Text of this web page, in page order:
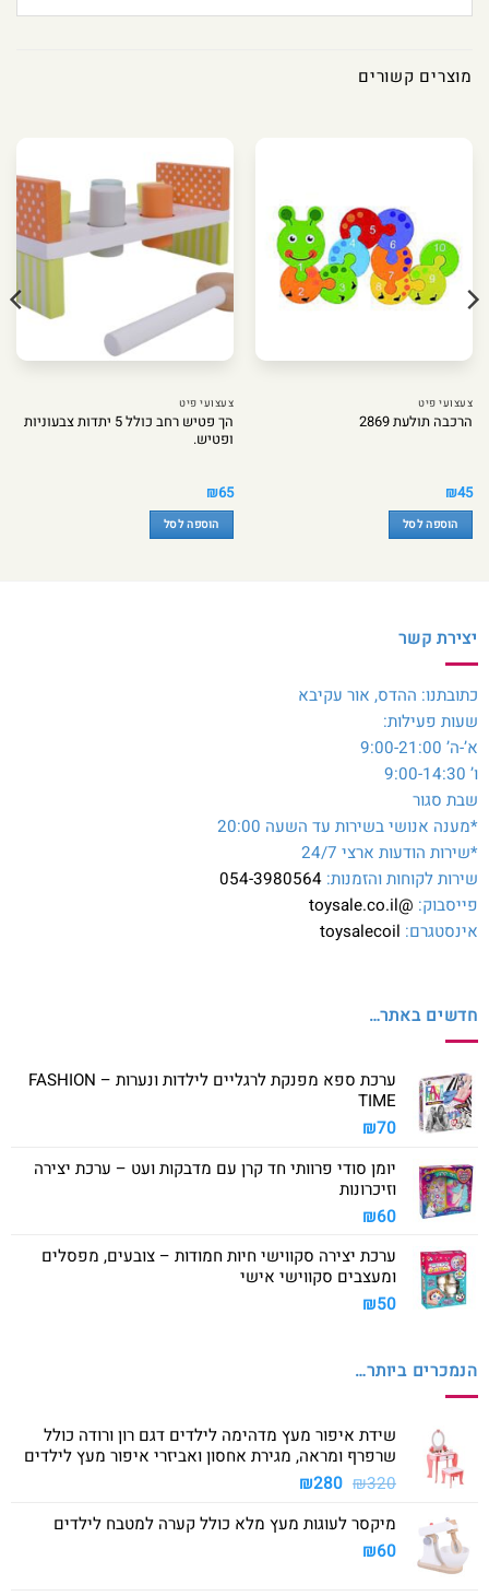
מוצרים קשורים
צעצועי פיט
הרכבה תולעת 2869
₪45
הוספה לסל
צעצועי פיט
הך פטיש רחב כולל 5 יתדות צבעוניות
ופטיש.
₪65
הוספה לסל
יצירת קשר
כתובתנו: ההדס, אור עקיבא
שעות פעילות:
א’-ה’ 9:00-21:00
ו’ 9:00-14:30
שבת סגור
*מענה אנושי בשירות עד השעה 20:00
*שירות הודעות ארצי 24/7
שירות לקוחות והזמנות: 054-3980564
פייסבוק: @toysale.co.il
אינסטגרם: toysalecoil
חדשים באתר…
ערכת ספא מפנקת לרגליים לילדות ונערות – FASHION
TIME
₪70
יומן סודי פרוותי חד קרן עם מדבקות ועט – ערכת יצירה
וזיכרונות
₪60
ערכת יצירה סקווישי חיות חמודות – צובעים, מפסלים
ומעצבים סקווישי אישי
₪50
הנמכרים ביותר…
שידת איפור מעץ מדהימה לילדים דגם רון ורודה כולל
שרפרף ומראה, מגירת אחסון ואביזרי איפור מעץ לילדים
₪320
המחיר
היה:
₪280 המחיר
הוא:
מיקסר לעוגות מעץ מלא כולל קערה למטבח לילדים
₪60